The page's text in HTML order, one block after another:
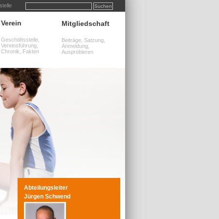
Verein
Geschäftsstelle,
Vereinsführung,
Chronik, Fakten
Mitgliedschaft
Beiträge, Satzung,
Anmeldung,
Ausprobieren
Abteilungsleiter
Jürgen Schwend